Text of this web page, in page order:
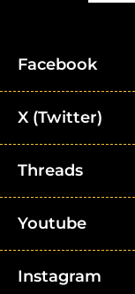
Facebook
X (Twitter)
Threads
Youtube
Instagram